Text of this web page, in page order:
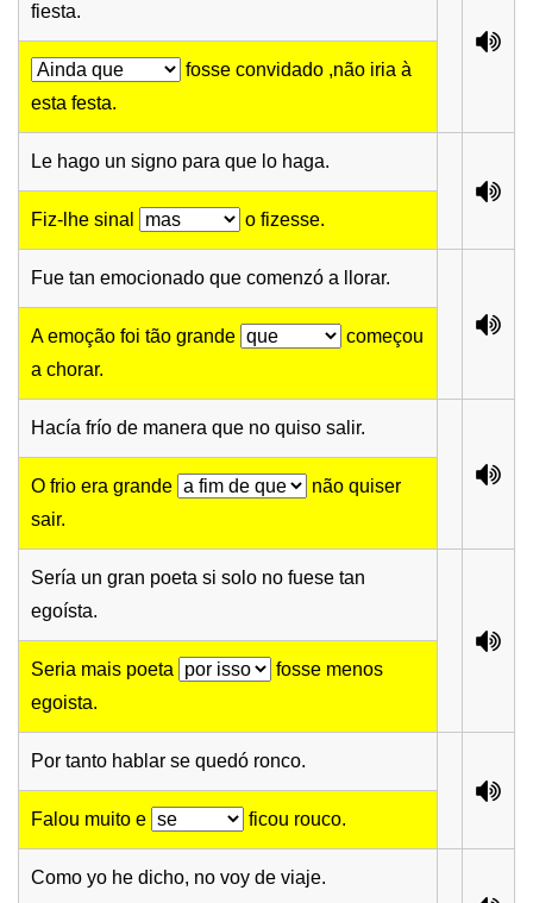
fiesta.
fosse convidado ,não iria à
esta festa.
Le hago un signo para que lo haga.
Fiz-lhe sinal o fizesse.
Fue tan emocionado que comenzó a llorar.
A emoção foi tão grande
começou
a chorar.
Hacía frío de manera que no quiso salir.
O frio era grande
não quiser
sair.
Sería un gran poeta si solo no fuese tan
egoísta.
Seria mais poeta
fosse menos
egoista.
Por tanto hablar se quedó ronco.
Falou muito e ficou rouco.
Como yo he dicho, no voy de viaje.